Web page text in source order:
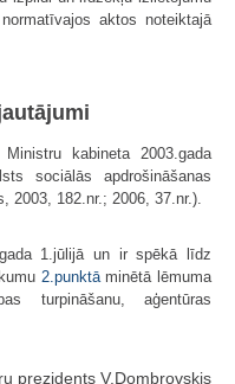
aktos noteiktajā
kabineta 2003.gada
sociālās apdrošināšanas
2003, 182.nr.; 2006, 37.nr.).
1.jūlijā un ir spēkā līdz
2.punktāminētā lēmuma
turpināšanu, aģentūras
prezidents V.Dombrovskis